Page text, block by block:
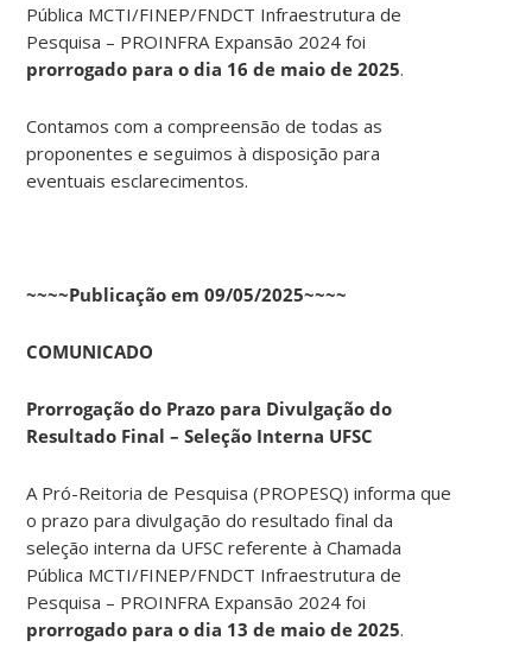
Pública MCTI/FINEP/FNDCT Infraestrutura de
Pesquisa – PROINFRA Expansão 2024 foi
prorrogado para o dia 16 de maio de 2025.
Contamos com a compreensão de todas as
proponentes e seguimos à disposição para
eventuais esclarecimentos.
~~~~Publicação em 09/05/2025~~~~
COMUNICADO
Prorrogação do Prazo para Divulgação do
Resultado Final – Seleção Interna UFSC
A Pró-Reitoria de Pesquisa (PROPESQ) informa que
o prazo para divulgação do resultado final da
seleção interna da UFSC referente à Chamada
Pública MCTI/FINEP/FNDCT Infraestrutura de
Pesquisa – PROINFRA Expansão 2024 foi
prorrogado para o dia 13 de maio de 2025.